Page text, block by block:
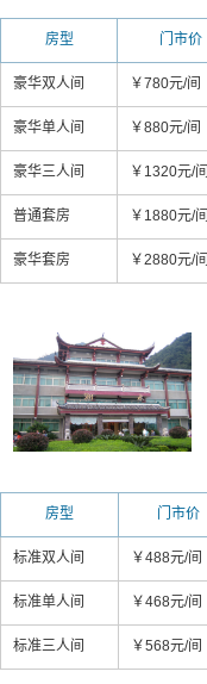
房型 门市价
豪华双人间 ￥780元/间
豪华单人间 ￥880元/间
豪华三人间 ￥1320元/间
普通套房 ￥1880元/间
豪华套房 ￥2880元/间
房型 门市价
标准双人间 ￥488元/间
标准单人间 ￥468元/间
标准三人间 ￥568元/间